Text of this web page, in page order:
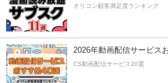
オリコン顧客満足度ランキング
2026年動画配信サービス
CS動画配信サービス20選